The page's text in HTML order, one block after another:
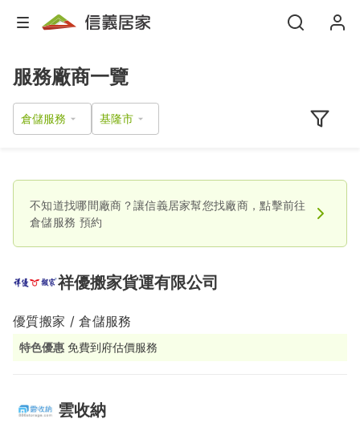
服務廠商一覽
倉儲服務
不知道找哪間廠商？讓信義居家幫您找廠商，點擊前往
倉儲服務 預約
祥優搬家貨運有限公司
優質搬家 / 倉儲服務
特色優惠 免費到府估價服務
雲收納